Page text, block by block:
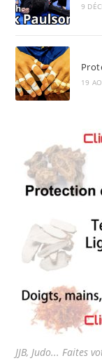
9
19
JJB, Judo... Faites